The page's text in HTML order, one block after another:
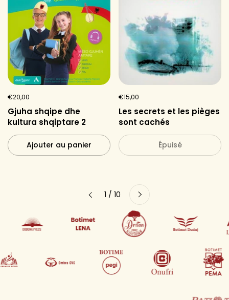
€20,00
Gjuha shqipe dhe
kultura shqiptare 2
Ajouter au panier
€15,00
Les secrets et les pièges
sont cachés
Épuisé
Précédent 1 / 10 Suivant